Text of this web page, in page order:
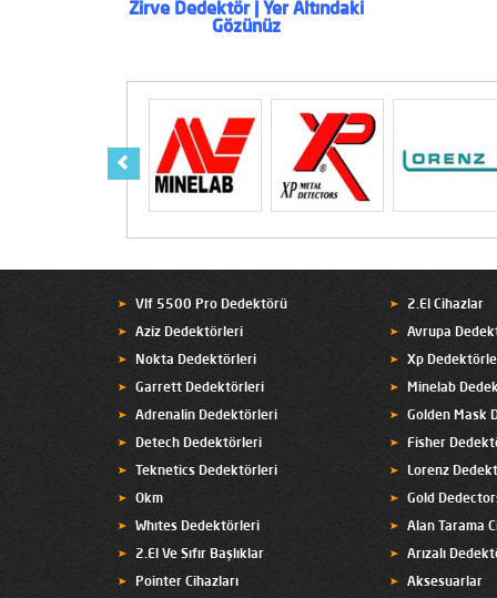
Zirve Dedektör | Yer Altındaki
Gözünüz
Vlf 5500 Pro Dedektörü 2.El Cihazlar
Aziz Dedektörleri Avrupa
Nokta Dedektörleri Xp
Garrett Dedektörleri Minelab
Adrenalin Dedektörleri Golden Mask
Detech Dedektörleri Fisher
Teknetics Dedektörleri Lorenz
Okm Gold
Whıtes Dedektörleri Alan Tarama
2.El Ve Sıfır Başlıklar Arızalı
Pointer Cihazları Aksesuarlar